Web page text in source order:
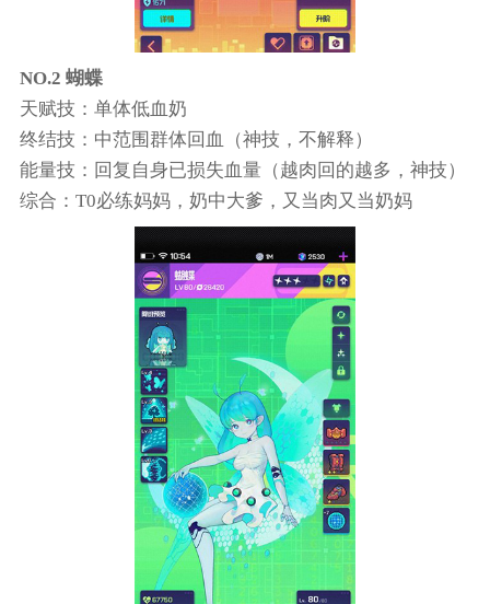
NO.2 蝴蝶
天赋技：单体低血奶
终结技：中范围群体回血（神技，不解释）
能量技：回复自身已损失血量（越肉回的越多，神技）
综合：T0必练妈妈，奶中大爹，又当肉又当奶妈